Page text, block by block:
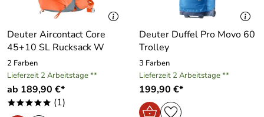
Deuter Aircontact Core
45+10 SL Rucksack W
2 Farben
Lieferzeit 2 Arbeitstage **
ab 189,90 €*
***** (1)
Deuter Duffel Pro Movo 60
Trolley
3 Farben
Lieferzeit 2 Arbeitstage **
199,90 €*